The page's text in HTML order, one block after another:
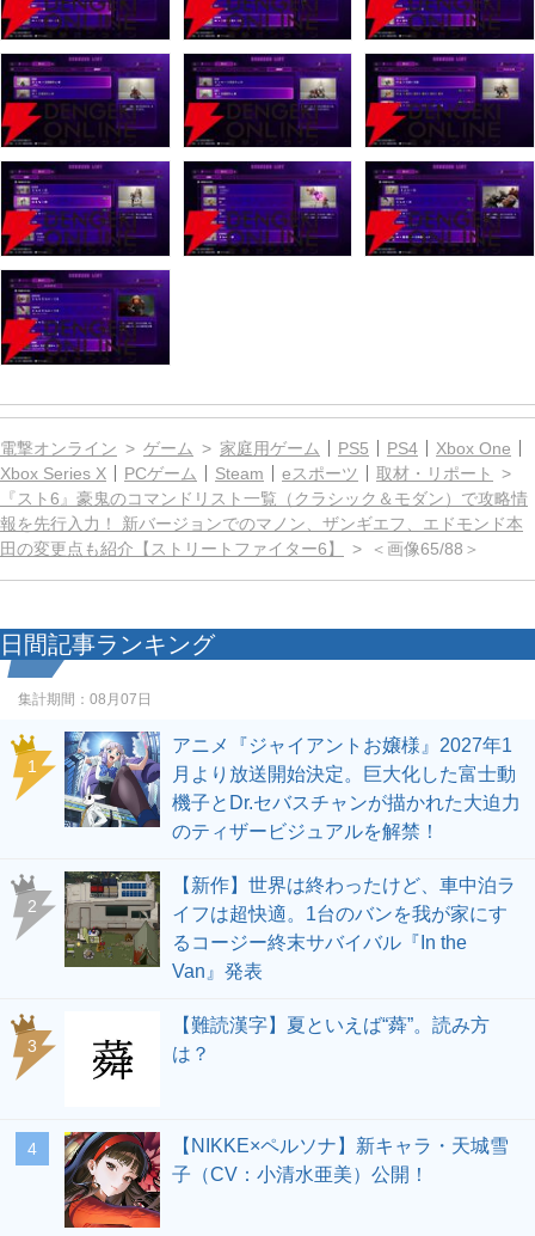
電撃オンライン ゲーム 家庭用ゲーム PS5 PS4
Xbox One
Xbox Series X
PCゲーム Steam eスポーツ
取材・リポート
『スト6』豪鬼のコマンドリスト一覧（クラシック＆モダン）で攻略情
報を先行入力！ 新バージョンでのマノン、ザンギエフ、エドモンド本
田の変更点も紹介【ストリートファイター6】
＜画像65/88＞
日間記事ランキング
集計期間： 08月07日
1
アニメ『ジャイアントお嬢様』2027年1
月より放送開始決定。巨大化した富士動
機子とDr.セバスチャンが描かれた大迫力
のティザービジュアルを解禁！
2
【新作】世界は終わったけど、車中泊ラ
イフは超快適。1台のバンを我が家にす
るコージー終末サバイバル『In the
Van』発表
3
【難読漢字】夏といえば“蕣”。読み方
は？
4
【NIKKE×ペルソナ】新キャラ・天城雪
子（CV：小清水亜美）公開！